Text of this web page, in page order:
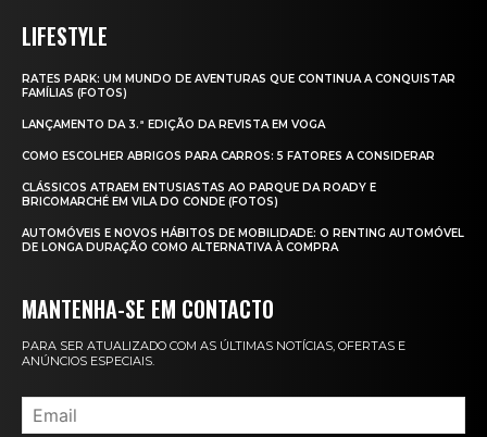
LIFESTYLE
RATES PARK: UM MUNDO DE AVENTURAS QUE CONTINUA A CONQUISTAR
FAMÍLIAS (FOTOS)
LANÇAMENTO DA 3.ª EDIÇÃO DA REVISTA EM VOGA
COMO ESCOLHER ABRIGOS PARA CARROS: 5 FATORES A CONSIDERAR
CLÁSSICOS ATRAEM ENTUSIASTAS AO PARQUE DA ROADY E
BRICOMARCHÉ EM VILA DO CONDE (FOTOS)
AUTOMÓVEIS E NOVOS HÁBITOS DE MOBILIDADE: O RENTING AUTOMÓVEL
DE LONGA DURAÇÃO COMO ALTERNATIVA À COMPRA
MANTENHA-SE EM CONTACTO
PARA SER ATUALIZADO COM AS ÚLTIMAS NOTÍCIAS, OFERTAS E
ANÚNCIOS ESPECIAIS.